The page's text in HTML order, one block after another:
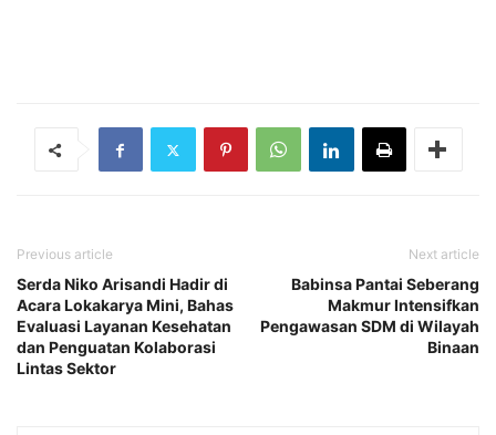
Previous article
Serda Niko Arisandi Hadir di
Acara Lokakarya Mini, Bahas
Evaluasi Layanan Kesehatan
dan Penguatan Kolaborasi
Lintas Sektor
Next article
Babinsa Pantai Seberang
Makmur Intensifkan
Pengawasan SDM di Wilayah
Binaan